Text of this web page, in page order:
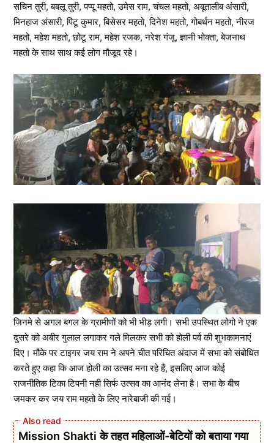
सचिन तुरी, बबलू तुरी, पप्पू महतो, उमेस राम, चंचल महतो, अबूतालीब अंसारी,
मिनहाज अंसारी, पिंटू कुमार, बिसेसर महतो, दिनेश महतो, गोबर्धन महतो, नीरज
महतो, महेश महतो, छोटू राम, महेश रजक, नरेश गंजू, ज्ञानी भोक्ता, बेजनाथ
महतो के साथ साथ कई लोग मौजूद रहे।
जिनमे से अगल बगल के ग्रामीणों को भी भीड़ लगी। सभी उपस्थित लोगो ने एक
दुसरे को अबीर गुलाल लगाकर गले मिलकर सभी को होली पर्व की शुभकामनाएं
दिए। मौके पर टाइगर जय राम ने अपने चीत परिचित अंदाज में सभा को संबोधित
करते हुए कहा कि आज होली का उत्सव मना रहे हैं, इसलिए आज कोई
राजनीतिक टिका टिपनी नही सिर्फ उत्सव का आनंद लेना है। सभा के बीच
जमकर कर जय राम महतो के लिए नारेबाजी की गई।
Mission Shakti के तहत महिलाओं-बेटियों को बताया गया